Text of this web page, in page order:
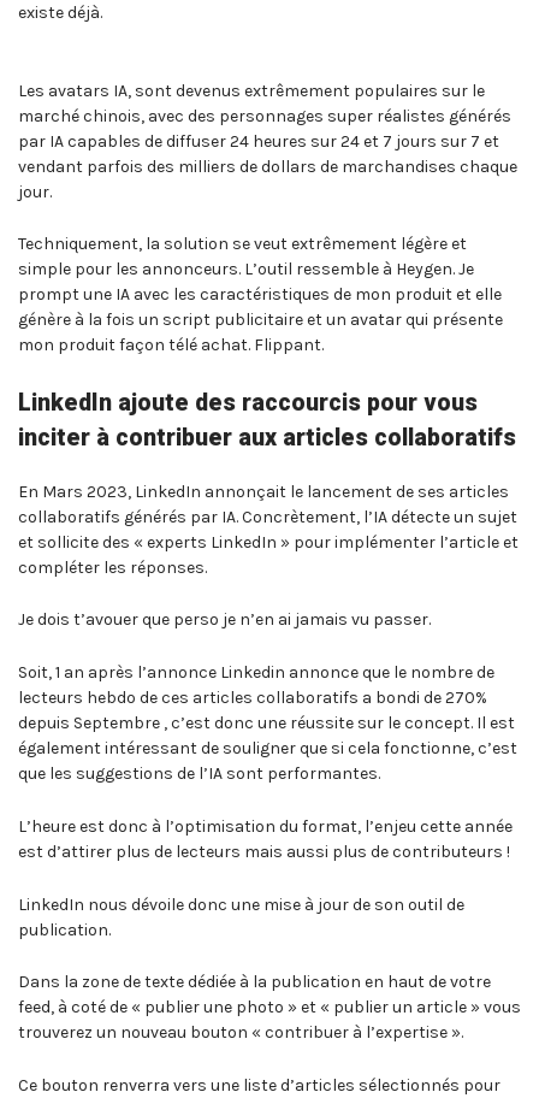
existe déjà.
Les avatars IA, sont devenus extrêmement populaires sur le
marché chinois, avec des personnages super réalistes générés
par IA capables de diffuser 24 heures sur 24 et 7 jours sur 7 et
vendant parfois des milliers de dollars de marchandises chaque
jour.
Techniquement, la solution se veut extrêmement légère et
simple pour les annonceurs. L’outil ressemble à Heygen. Je
prompt une IA avec les caractéristiques de mon produit et elle
génère à la fois un script publicitaire et un avatar qui présente
mon produit façon télé achat. Flippant.
LinkedIn ajoute des raccourcis pour vous
inciter à contribuer aux articles collaboratifs
En Mars 2023, LinkedIn annonçait le lancement de ses articles
collaboratifs générés par IA. Concrètement, l’IA détecte un sujet
et sollicite des « experts LinkedIn » pour implémenter l’article et
compléter les réponses.
Je dois t’avouer que perso je n’en ai jamais vu passer.
Soit, 1 an après l’annonce Linkedin annonce que le nombre de
lecteurs hebdo de ces articles collaboratifs a bondi de 270%
depuis Septembre , c’est donc une réussite sur le concept. Il est
également intéressant de souligner que si cela fonctionne, c’est
que les suggestions de l’IA sont performantes.
L’heure est donc à l’optimisation du format, l’enjeu cette année
est d’attirer plus de lecteurs mais aussi plus de contributeurs !
LinkedIn nous dévoile donc une mise à jour de son outil de
publication.
Dans la zone de texte dédiée à la publication en haut de votre
feed, à coté de « publier une photo » et « publier un article » vous
trouverez un nouveau bouton « contribuer à l’expertise ».
Ce bouton renverra vers une liste d’articles sélectionnés pour